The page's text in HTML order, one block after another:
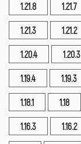
1.21.8 1.21.7
1.21.3 1.21.2
1.20.4 1.20.3
1.19.4 1.19.3
1.18.1 1.18
1.16.3 1.16.2